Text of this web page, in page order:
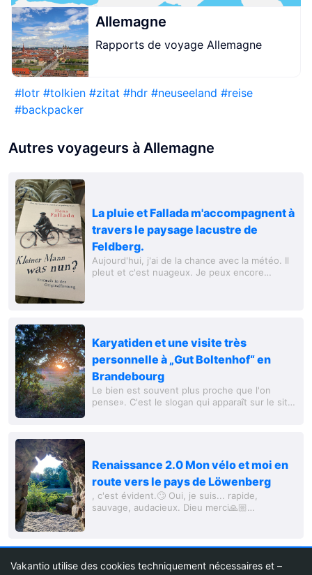
Allemagne
Rapports de voyage Allemagne
#lotr #tolkien #zitat #hdr #neuseeland #reise
#backpacker
Autres voyageurs à Allemagne
La pluie et Fallada m'accompagnent à
travers le paysage lacustre de
Feldberg.
Aujourd'hui, j'ai de la chance avec la météo. Il
pleut et c'est nuageux. Je peux encore
Karyatiden et une visite très
personnelle à „Gut Boltenhof“ en
Brandebourg
Le bien est souvent plus proche que l'on
pense». C'est le slogan qui apparaît sur le site
Renaissance 2.0 Mon vélo et moi en
route vers le pays de Löwenberg
, c'est évident.🙄 Oui, je suis... rapide,
sauvage, audacieux. Dieu merci🙏🏼
La Fin!
Vakantio utilise des cookies techniquement nécessaires et –